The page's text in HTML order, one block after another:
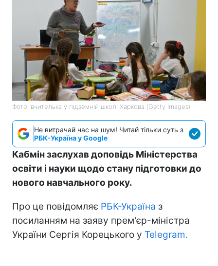
Фото: вчителька у підземній школі Харкова (Getty Images)
Не витрачай час на шум! Читай тільки суть з
РБК-Україна у Google
Кабмін заслухав доповідь Міністерства
освіти і науки щодо стану підготовки до
нового навчального року.
Про це повідомляє РБК-Україна з
посиланням на заяву прем'єр-міністра
України Сергія Корецького у Telegram.